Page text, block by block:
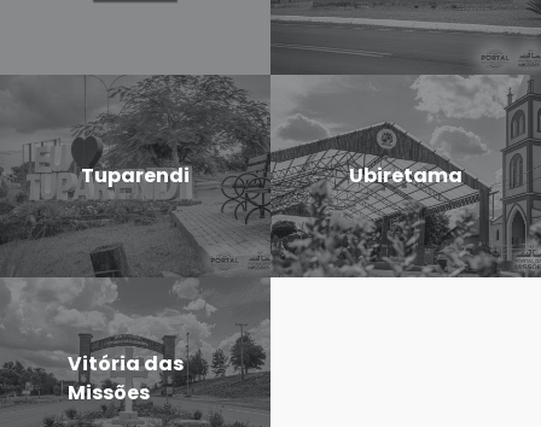
Tuparendi Ubiretama
Vitória das
Missões